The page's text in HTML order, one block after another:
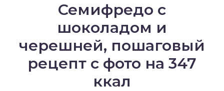
Семифредо с
шоколадом и
черешней, пошаговый
рецепт с фото на 347
ккал